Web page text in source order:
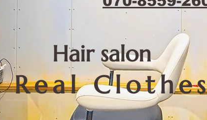
ントなど技術関係 重要なこと お知らせ
​Hair salon
Real